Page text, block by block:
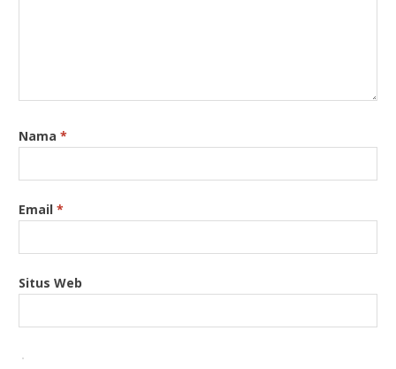
Nama*
Email*
Situs Web